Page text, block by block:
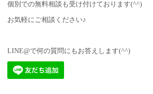
個別での無料相談も受け付けております(^^)
お気軽にご相談ください♪
LINE@で何の質問にもお答えします(^^)